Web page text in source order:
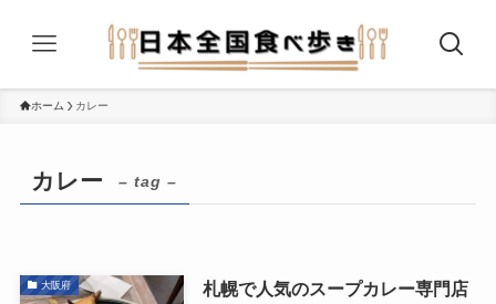
ホーム カレー
カレー – tag –
大阪府
札幌で人気のスープカレー専門店